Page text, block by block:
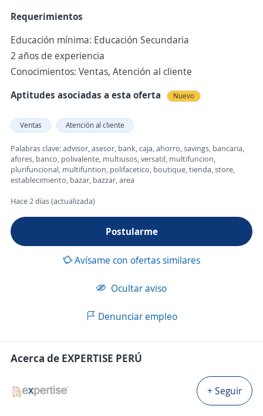
Requerimientos
Educación mínima: Educación Secundaria
2 años de experiencia
Conocimientos: Ventas, Atención al cliente
Aptitudes asociadas a esta oferta
Nuevo
Ventas Atención al cliente
Palabras clave: advisor, asesor, bank, caja, ahorro, savings, bancaria,
afores, banco, polivalente, multiusos, versatil, multifuncion,
plurifuncional, multifuntion, polifacetico, boutique, tienda, store,
establecimiento, bazar, bazzar, area
Hace 2 días (actualizada)
Postularme
Avísame con ofertas similares
Ocultar aviso
Denunciar empleo
Acerca de EXPERTISE PERÚ
+ Seguir